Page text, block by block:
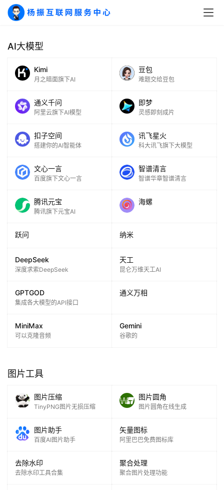
AI大模型
Kimi
月之暗面旗下AI
豆包
难题交给豆包
通义千问
阿里云旗下AI模型
即梦
灵感即刻成片
扣子空间
搭建你的AI智能体
讯飞星火
科大讯飞旗下大模型
文心一言
百度旗下文心一言
智谱清言
智谱华章智谱清言
腾讯元宝
腾讯旗下元宝AI
海螺
跃问 纳米
DeepSeek
深度求索DeepSeek
天工
昆仑万维天工AI
GPTGOD
集成各大模型的API接口
通义万相
MiniMax
可以克隆音频
Gemini
谷歌的
图片工具
图片压缩
TinyPNG图片无损压缩
图片圆角
图片圆角在线生成
图片助手
百度AI图片助手
矢量图标
阿里巴巴免费图标库
去除水印
去除水印工具合集
聚合处理
聚合图片处理功能